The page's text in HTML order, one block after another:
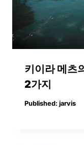
키이라 메츠
2가지
Published: jarvis